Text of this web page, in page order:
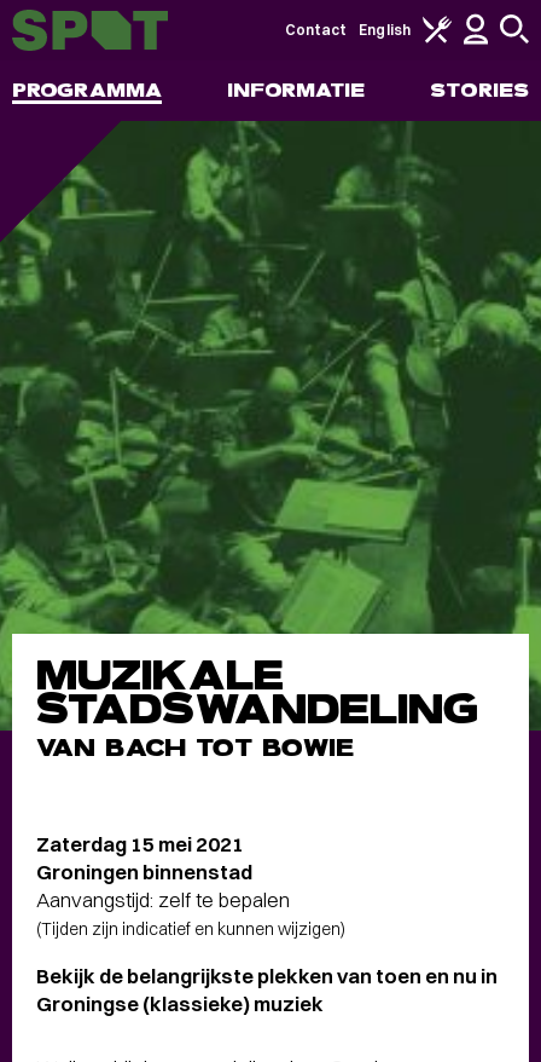
PROGRAMMA INFORMATIE STORIES
Contact English
MUZIKALE
STADSWANDELING
VAN BACH TOT BOWIE
Zaterdag 15 mei 2021
Groningen binnenstad
Aanvangstijd: zelf te bepalen
(Tijden zijn indicatief en kunnen wijzigen)
Bekijk de belangrijkste plekken van toen en nu in
Groningse (klassieke) muziek